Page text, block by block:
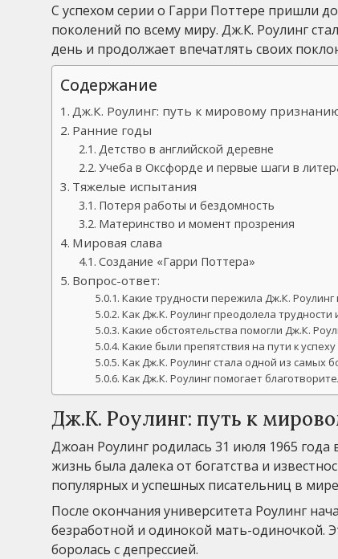
С успехом серии о Гарри Поттере пришли
поколений по всему миру. Дж.К. Роулинг
день и продолжает впечатлять своих
Содержание
Дж.К. Роулинг: путь к мировому
Ранние годы
Детство в английской деревне
Учеба в Оксфорде и первые шаги в
Тяжелые испытания
Потеря работы и бездомность
Материнство и момент прозрения
Мировая слава
Создание «Гарри Поттера»
Вопрос-ответ:
Какие трудности пережила Дж.К.
Как Дж.К. Роулинг преодолела
Какие обстоятельства помогли Дж.К.
Какие были препятствия на пути к
Как Дж.К. Роулинг стала одной из самых
Как Дж.К. Роулинг помогает
Дж.К. Роулинг: путь к
Джоан Роулинг родилась 31 июля 1965
жизнь была далека от богатства и
популярных и успешных писательниц в
После окончания университета Роулинг
безработной и одинокой мать-одиночкой.
боролась с депрессией.